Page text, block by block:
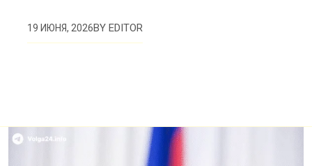
19 ИЮНЯ, 2026BYEDITOR